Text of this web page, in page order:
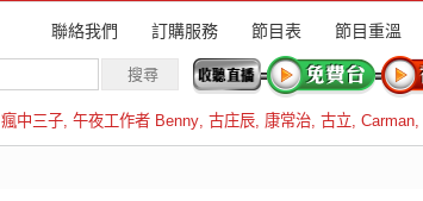
聯絡我們 訂購服務 節目表 節目重溫
瘋中三子, 午夜工作者 Benny, 古庄辰, 康常治, 古立, Carman,